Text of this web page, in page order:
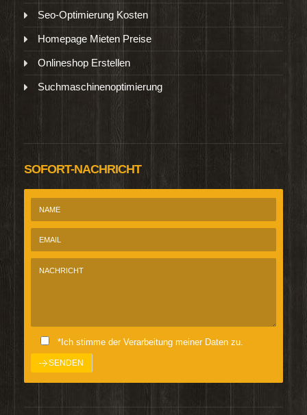
Seo-Optimierung Kosten
Homepage Mieten Preise
Onlineshop Erstellen
Suchmaschinenoptimierung
SOFORT-NACHRICHT
*Ich stimme der Verarbeitung meiner Daten zu.